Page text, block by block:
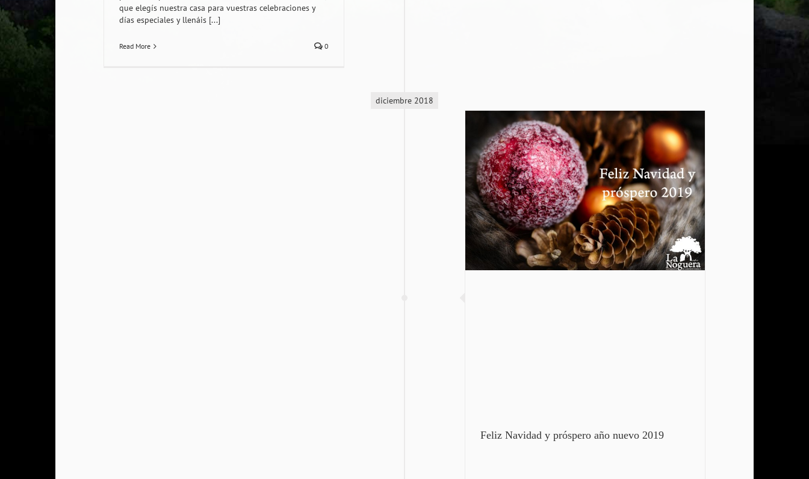
que elegís nuestra casa para vuestras celebraciones y
días especiales y llenáis [...]
Read More 0
diciembre 2018
Feliz Navidad y próspero año nuevo 2019